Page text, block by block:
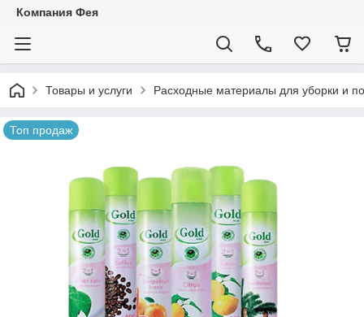
Компания Фея
Товары и услуги Расходные материалы для уборки и
Топ продаж